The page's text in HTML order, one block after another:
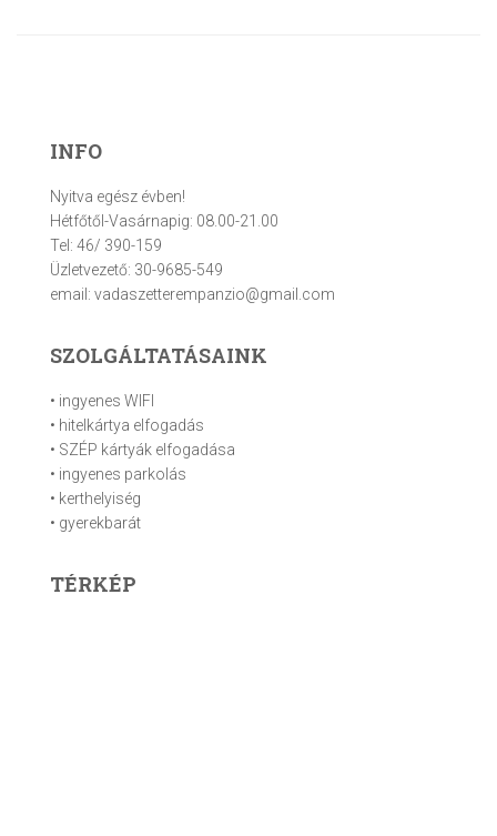
INFO
Nyitva egész évben!
Hétfőtől-Vasárnapig: 08.00-21.00
Tel: 46/ 390-159
Üzletvezető: 30-9685-549
email: vadaszetterempanzio@gmail.com
SZOLGÁLTATÁSAINK
• ingyenes WIFI
• hitelkártya elfogadás
• SZÉP kártyák elfogadása
• ingyenes parkolás
• kerthelyiség
• gyerekbarát
TÉRKÉP